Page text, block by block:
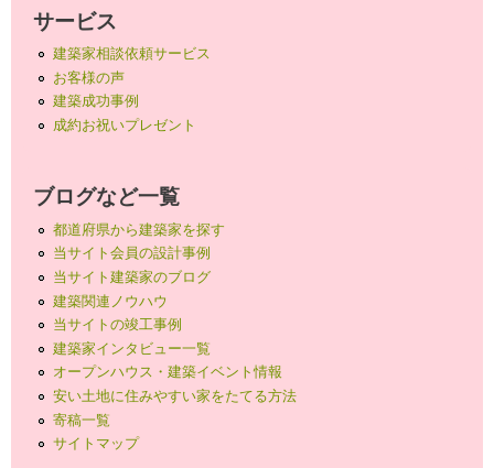
サービス
建築家相談依頼サービス
お客様の声
建築成功事例
成約お祝いプレゼント
ブログなど一覧
都道府県から建築家を探す
当サイト会員の設計事例
当サイト建築家のブログ
建築関連ノウハウ
当サイトの竣工事例
建築家インタビュー一覧
オープンハウス・建築イベント情報
安い土地に住みやすい家をたてる方法
寄稿一覧
サイトマップ